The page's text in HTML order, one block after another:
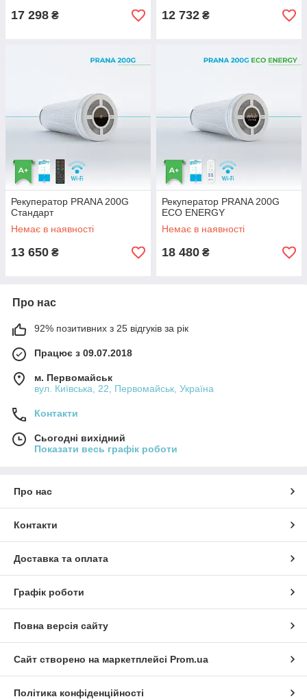
(поверх, площа, наявність газового або пічного опалення та
ін.).
17 298 ₴ 12 732 ₴
Рекуператор PRANA 200G
Стандарт
Немає в наявності
13 650 ₴
Рекуператор PRANA 200G
ECO ENERGY
Немає в наявності
18 480 ₴
Про нас
92% позитивних з 25 відгуків за рік
Працює з 09.07.2018
м. Первомайськ
вул. Київська, 22, Первомайськ, Україна
Контакти
Сьогодні вихідний
Показати весь графік роботи
Про нас
Контакти
Доставка та оплата
Графік роботи
Повна версія сайту
Сайт створено на маркетплейсі Prom.ua
Політика конфіденційності